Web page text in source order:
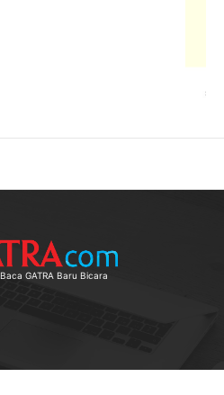
Baca GATRA Baru Bicara